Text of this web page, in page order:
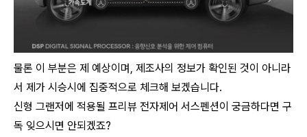
물론 이 부분은 제 예상이며, 제조사의 정보가 확인된 것이 아니라
서 제가 시승시에 집중적으로 체크해 보겠습니다.
신형 그랜저에 적용될 프리뷰 전자제어 서스펜션이 궁금하다면 구
독 잊으시면 안되겠죠?